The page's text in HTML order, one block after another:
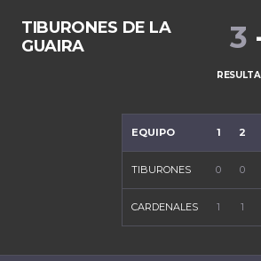
TIBURONES DE LA
GUAIRA
3
EQUIPO 1 2
TIBURONES 0 0
CARDENALES 1 1